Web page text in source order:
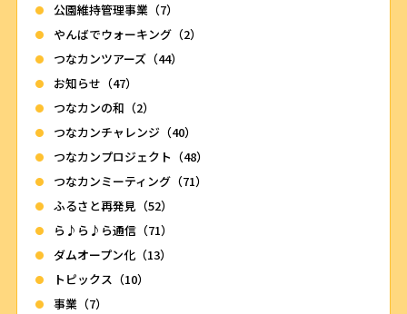
公園維持管理事業（7）
やんばでウォーキング（2）
つなカンツアーズ（44）
お知らせ（47）
つなカンの和（2）
つなカンチャレンジ（40）
つなカンプロジェクト（48）
つなカンミーティング（71）
ふるさと再発見（52）
ら♪ら♪ら通信（71）
ダムオープン化（13）
トピックス（10）
事業（7）